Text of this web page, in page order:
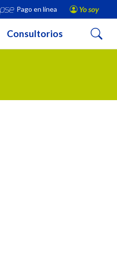
Pago en línea Yo soy
Consultorios Buscar